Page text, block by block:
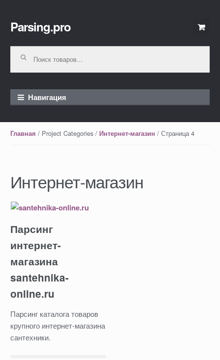
Перейти к навигации
Перейти к содержимому
Parsing.pro
Навигация
Главная / Project Categories / Интернет-магазин / Страница 4
Интернет-магазин
Парсинг
интернет-
магазина
santehnika-
online.ru
Парсинг каталога товаров
крупного интернет-магазина
сантехники.